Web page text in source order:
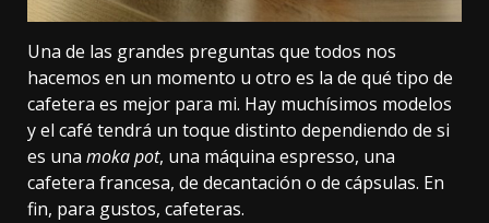
Una de las grandes preguntas que todos nos
hacemos en un momento u otro es la de qué tipo de
cafetera es mejor para mi. Hay muchísimos modelos
y el café tendrá un toque distinto dependiendo de si
es una moka pot, una máquina espresso, una
cafetera francesa, de decantación o de cápsulas. En
fin, para gustos, cafeteras.